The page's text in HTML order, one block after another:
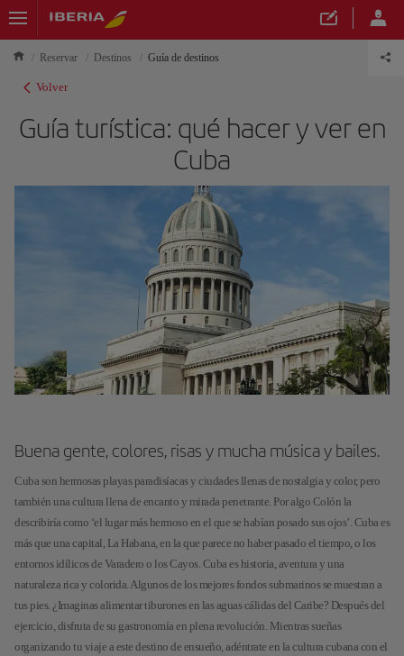
Reservar Destinos Guía de destinos
Volver
Guía turística: qué hacer y ver en
Cuba
Buena gente, colores, risas y mucha música y bailes.
Cuba son hermosas playas paradisíacas y ciudades llenas de nostalgia y color, pero
también una cultura llena de encanto y mirada penetrante. Por algo Colón la
describiría como ‘el lugar más hermoso en el que se habían posado sus ojos’. Cuba es
más que una capital, La Habana, en la que parece no haber pasado el tiempo, o los
entornos idílicos de Varadero o los Cayos. Cuba es historia, aventura y una
naturaleza rica y colorida. Algunos de los mejores fondos submarinos se muestran a
tus pies. ¿Imaginas alimentar tiburones en las aguas cálidas del Caribe? Después del
ejercicio, disfruta de su gastronomía en plena revolución. Mientras sueñas
organizando tu viaje a este destino de ensueño, adéntrate en la cultura cubana con el